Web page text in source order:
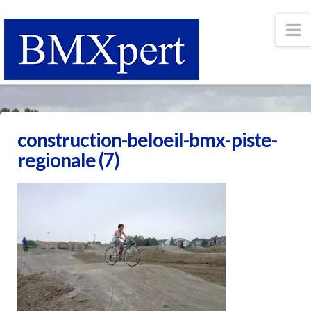
construction-beloeil-bmx-piste-
regionale (7)